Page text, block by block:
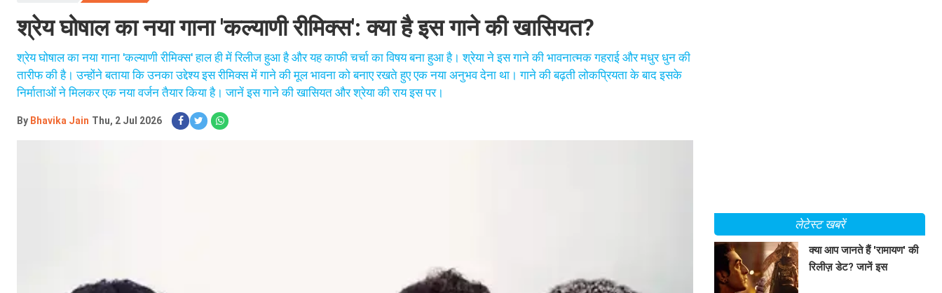
श्रेय घोषाल का नया गाना 'कल्याणी रीमिक्स': क्या है इस गाने की खासियत?
श्रेय घोषाल का नया गाना 'कल्याणी रीमिक्स' हाल ही में रिलीज हुआ है और यह काफी चर्चा का विषय बना हुआ है। श्रेया ने इस गाने की भावनात्मक गहराई और मधुर धुन की
तारीफ की है। उन्होंने बताया कि उनका उद्देश्य इस रीमिक्स में गाने की मूल भावना को बनाए रखते हुए एक नया अनुभव देना था। गाने की बढ़ती लोकप्रियता के बाद इसके
निर्माताओं ने मिलकर एक नया वर्जन तैयार किया है। जानें इस गाने की खासियत और श्रेया की राय इस पर।
By Bhavika Jain Thu, 2 Jul 2026
लेटेस्ट खबरें
क्या आप जानते हैं 'रामायण' की
रिलीज़ डेट? जानें इस